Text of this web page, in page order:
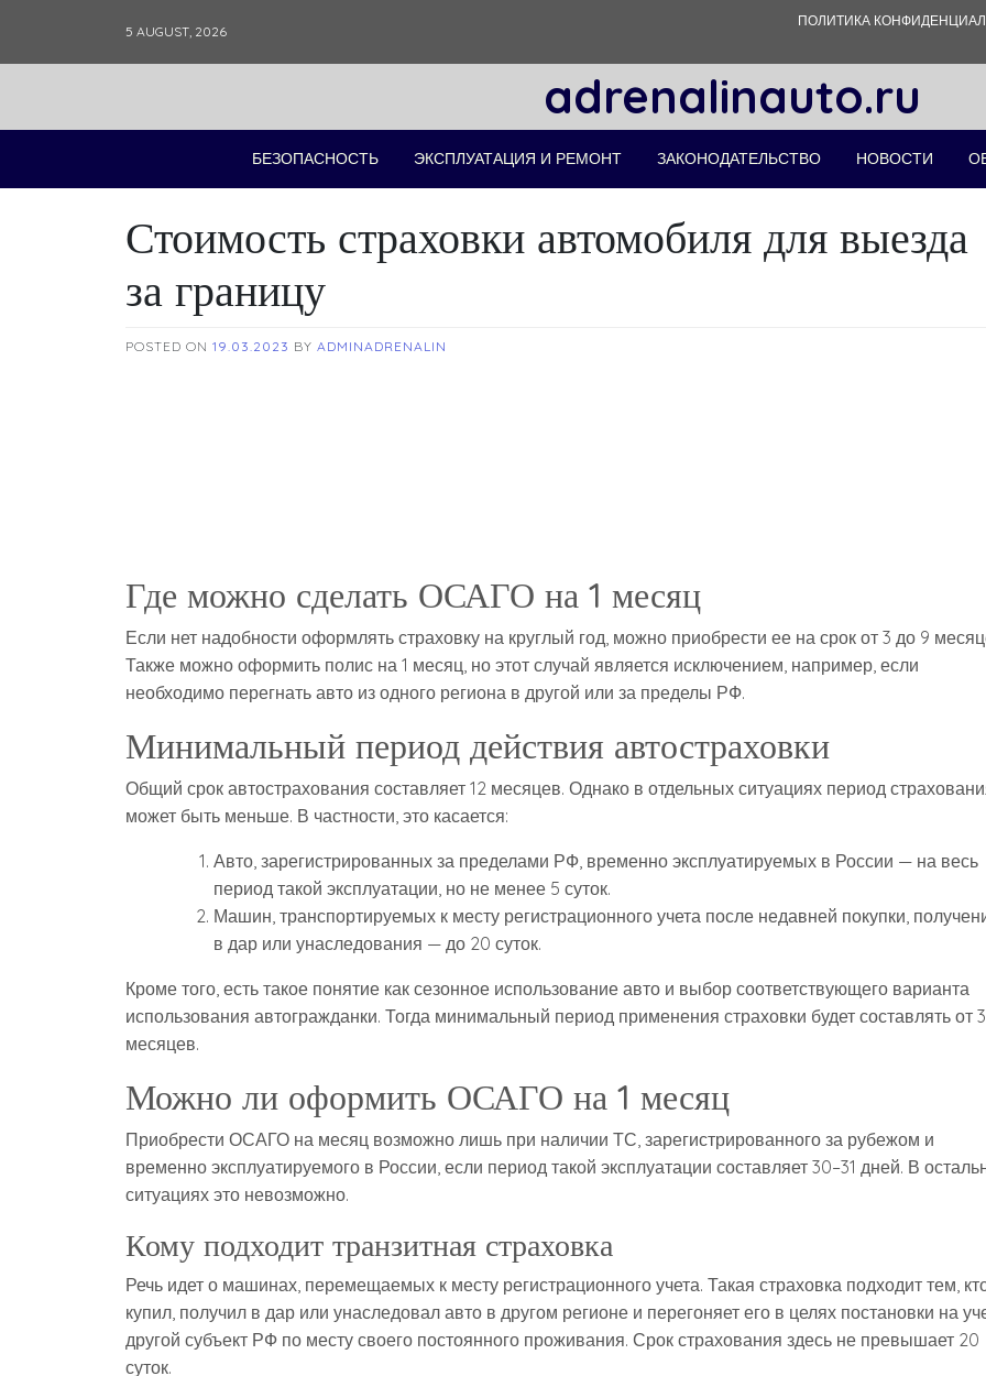
content
5 AUGUST, 2026
ПОЛИТИКА
adrenalinauto.ru
БЕЗОПАСНОСТЬ ЭКСПЛУАТАЦИЯ И РЕМОНТ ЗАКОНОДАТЕЛЬСТВО НОВОСТИ
Стоимость страховки автомобиля для выезда
за границу
POSTED ON 19.03.2023 BY ADMINADRENALIN
Где можно сделать ОСАГО на 1 месяц
Если нет надобности оформлять страховку на круглый год, можно приобрести ее на срок от 3 до 9
Также можно оформить полис на 1 месяц, но этот случай является исключением, например, если
необходимо перегнать авто из одного региона в другой или за пределы РФ.
Минимальный период действия автостраховки
Общий срок автострахования составляет 12 месяцев. Однако в отдельных ситуациях период
может быть меньше. В частности, это касается:
Авто, зарегистрированных за пределами РФ, временно эксплуатируемых в России — на весь
период такой эксплуатации, но не менее 5 суток.
Машин, транспортируемых к месту регистрационного учета после недавней покупки,
в дар или унаследования — до 20 суток.
Кроме того, есть такое понятие как сезонное использование авто и выбор соответствующего варианта
использования автогражданки. Тогда минимальный период применения страховки будет составлять от 3
месяцев.
Можно ли оформить ОСАГО на 1 месяц
Приобрести ОСАГО на месяц возможно лишь при наличии ТС, зарегистрированного за рубежом и
временно эксплуатируемого в России, если период такой эксплуатации составляет 30–31 дней. В
ситуациях это невозможно.
Кому подходит транзитная страховка
Речь идет о машинах, перемещаемых к месту регистрационного учета. Такая страховка подходит тем,
купил, получил в дар или унаследовал авто в другом регионе и перегоняет его в целях постановки на
другой субъект РФ по месту своего постоянного проживания. Срок страхования здесь не превышает 20
суток.